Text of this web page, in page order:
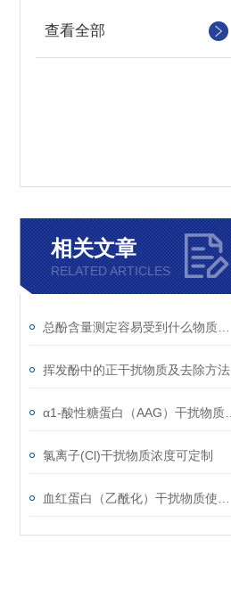
查看全部
相关文章
RELATED ARTICLES
挥发酚中的正干扰物质及去除方法
氯离子(Cl)干扰物质浓度可定制